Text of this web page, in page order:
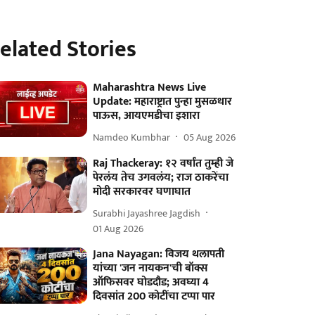
Stories
Maharashtra News Live
Update: महाराष्ट्रात पुन्हा मुसळधार
पाऊस, आयएमडीचा इशारा
Namdeo Kumbhar 05 Aug 2026
Raj Thackeray: १२ वर्षांत तुम्ही जे
पेरलंय तेच उगवलंय; राज ठाकरेंचा
मोदी सरकारवर घणाघात
Surabhi Jayashree Jagdish
01 Aug 2026
Jana Nayagan: विजय थलापती
यांच्या 'जन नायकन'ची बॉक्स
ऑफिसवर घोडदौड; अवघ्या 4
दिवसांत 200 कोटींचा टप्पा पार